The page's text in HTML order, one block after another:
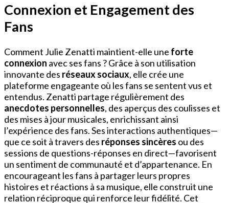
Connexion et Engagement des
Fans
Comment Julie Zenatti maintient-elle une forte
connexion avec ses fans ? Grâce à son utilisation
innovante des réseaux sociaux, elle crée une
plateforme engageante où les fans se sentent vus et
entendus. Zenatti partage régulièrement des
anecdotes personnelles, des aperçus des coulisses et
des mises à jour musicales, enrichissant ainsi
l’expérience des fans. Ses interactions authentiques—
que ce soit à travers des réponses sincères ou des
sessions de questions-réponses en direct—favorisent
un sentiment de communauté et d’appartenance. En
encourageant les fans à partager leurs propres
histoires et réactions à sa musique, elle construit une
relation réciproque qui renforce leur fidélité. Cet